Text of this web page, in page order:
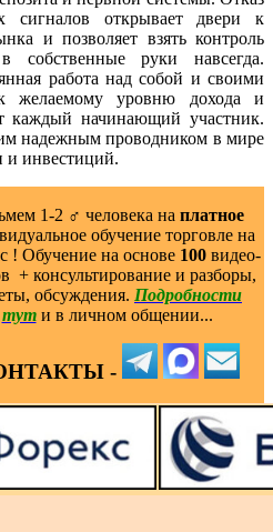
сигналов открывает двери к
и позволяет взять контроль
руки навсегда.
работа над собой и своими
желаемому уровню дохода и
каждый начинающий участник.
надежным проводником в мире
и инвестиций.
1-2 ‍♂️ человека на платное
обучение торговле на
! Обучение на основе 100видео-
+ консультирование и разборы,
обсуждения. Подробности
тут и в личном общении...
-